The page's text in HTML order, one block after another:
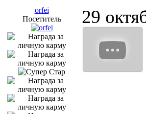
orfei
Посетитель
29